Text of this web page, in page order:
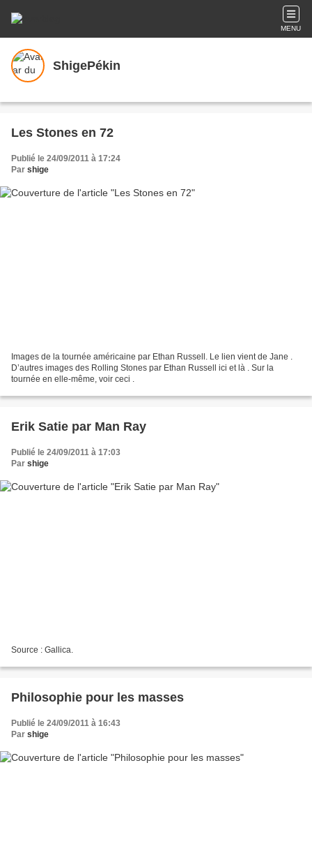
MENU
ShigePékin
Les Stones en 72
Publié le 24/09/2011 à 17:24
Par shige
Images de la tournée américaine par Ethan Russell. Le lien vient de Jane .
D’autres images des Rolling Stones par Ethan Russell ici et là . Sur la
tournée en elle-même, voir ceci .
Erik Satie par Man Ray
Publié le 24/09/2011 à 17:03
Par shige
Source : Gallica.
Philosophie pour les masses
Publié le 24/09/2011 à 16:43
Par shige